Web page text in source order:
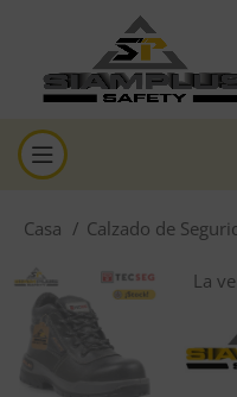
Casa Calzado de
La